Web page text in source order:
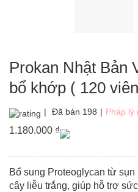
Prokan Nhật Bản
bổ khớp ( 120
| Đã bán 198 | Pháp lý
1.180.000 ₫
Bổ sung Proteoglycan từ
cây liễu trắng, giúp hỗ trợ